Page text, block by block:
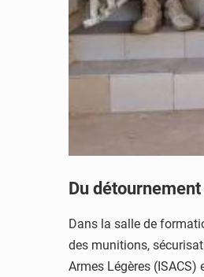
Du
Dans la salle de
des munitions,
Armes Légères